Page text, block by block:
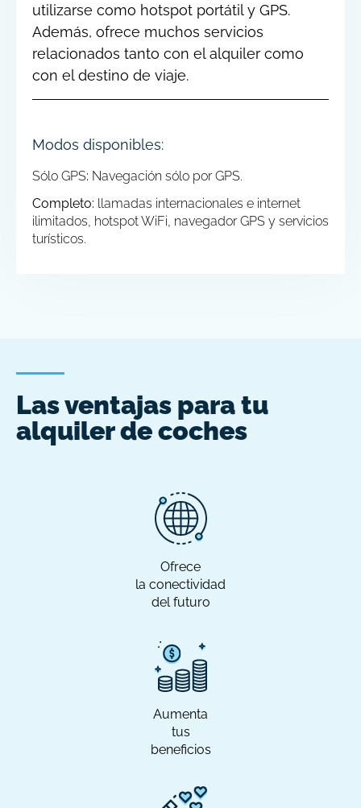
utilizarse como hotspot portátil y GPS.
Además, ofrece muchos servicios
relacionados tanto con el alquiler como
con el destino de viaje.
Modos disponibles:
Sólo GPS: Navegación sólo por GPS.
Completo: llamadas internacionales e internet
ilimitados, hotspot WiFi, navegador GPS y servicios
turísticos.
Las ventajas para tu
alquiler de coches
Ofrece
la conectividad
del futuro
Aumenta
tus
beneficios